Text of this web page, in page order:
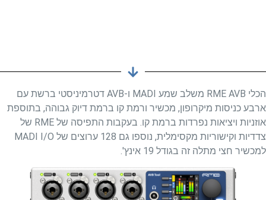
הכלי RME AVB משלב שמע MADI ו-AVB דטרמיניסטי ברשת עם
ארבע כניסות מיקרופון, מכשיר ורמת קו ברמת דיוק גבוהה, בתוספת
אוזניות ויציאות נפרדות ברמת קו. בעקבות התפיסה של RME של
צדדיות וקישוריות מקסימלית, נוספו גם 128 ערוצים של MADI I/O
למכשיר חצי מתלה זה בגודל 19 אינץ'.